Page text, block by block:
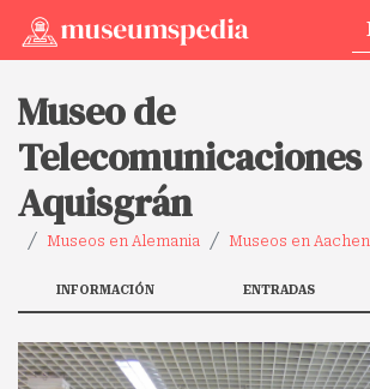
Museo de
Aquisgrán
Museos en Alemania Museos en Aachen
INFORMACIÓN ENTRADAS